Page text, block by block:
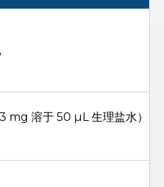
mg 溶于 50 µL 生理盐水）